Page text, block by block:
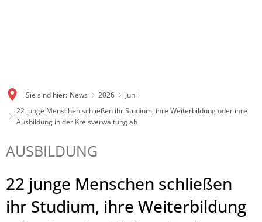
Sie sind hier: News 2026
Juni
22 junge Menschen schließen ihr Studium, ihre Weiterbildung oder ihre
Ausbildung in der Kreisverwaltung ab
AUSBILDUNG
22 junge Menschen schließen
ihr Studium, ihre Weiterbildung